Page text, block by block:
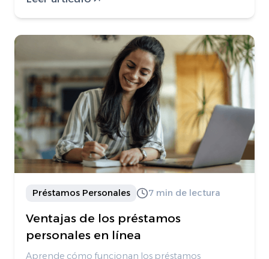
Préstamos Personales 7 min de lectura
Ventajas de los préstamos
personales en línea
Aprende cómo funcionan los préstamos